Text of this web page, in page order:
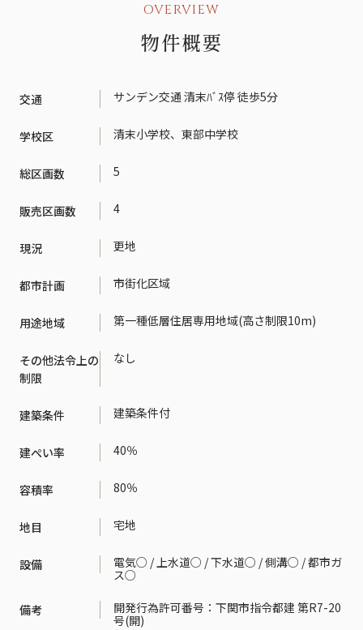
OVERVIEW
物件概要
交通 サンデン交通 清末ﾊﾞｽ停 徒歩5分
学校区 清末小学校、東部中学校
総区画数 5
販売区画数 4
現況 更地
都市計画 市街化区域
用途地域 第一種低層住居専用地域(高さ制限10m)
その他法令上の
制限
なし
建築条件 建築条件付
建ぺい率 40％
容積率 80％
地目 宅地
設備
電気○ / 上水道○ / 下水道○ / 側溝○ / 都市ガ
ス○
備考
開発行為許可番号：下関市指令都建 第R7-20
号(開)